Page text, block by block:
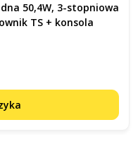
50,4W, 3-stopniowa
TS + konsola